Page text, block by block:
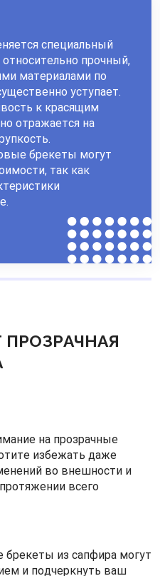
Все эти характеристики
так же, как и
закрепленные на
или замочки,
дугу.
специальный
прочный,
материалами по
уступает.
к красящим
отражается на
брекеты могут
так как
на прозрачные
избежать даже
во внешности и
всего
из сапфира могут
и подчеркнуть ваш